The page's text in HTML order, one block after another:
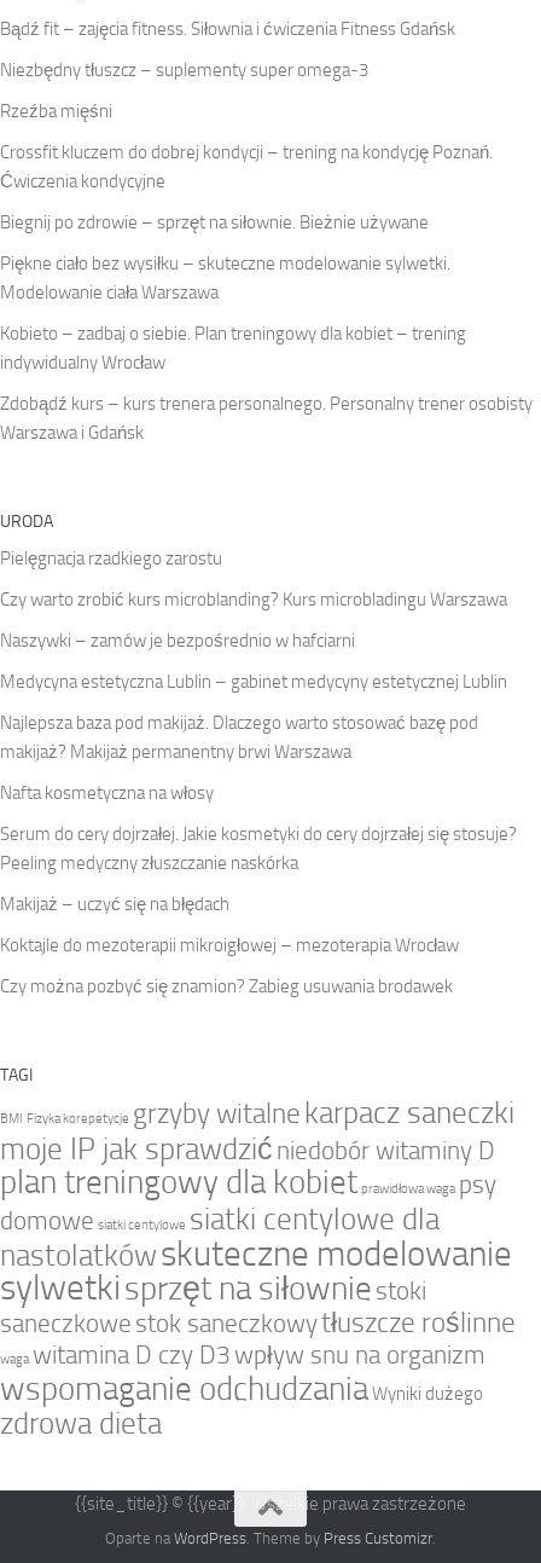
Bądź fit – zajęcia fitness. Siłownia i ćwiczenia Fitness Gdańsk
Niezbędny tłuszcz – suplementy super omega-3
Rzeźba mięśni
Crossfit kluczem do dobrej kondycji – trening na kondycję Poznań.
Ćwiczenia kondycyjne
Biegnij po zdrowie – sprzęt na siłownie. Bieżnie używane
Piękne ciało bez wysiłku – skuteczne modelowanie sylwetki.
Modelowanie ciała Warszawa
Kobieto – zadbaj o siebie. Plan treningowy dla kobiet – trening
indywidualny Wrocław
Zdobądź kurs – kurs trenera personalnego. Personalny trener osobisty
Warszawa i Gdańsk
URODA
Pielęgnacja rzadkiego zarostu
Czy warto zrobić kurs microblanding? Kurs microbladingu Warszawa
Naszywki – zamów je bezpośrednio w hafciarni
Medycyna estetyczna Lublin – gabinet medycyny estetycznej Lublin
Najlepsza baza pod makijaż. Dlaczego warto stosować bazę pod
makijaż? Makijaż permanentny brwi Warszawa
Nafta kosmetyczna na włosy
Serum do cery dojrzałej. Jakie kosmetyki do cery dojrzałej się stosuje?
Peeling medyczny złuszczanie naskórka
Makijaż – uczyć się na błędach
Koktajle do mezoterapii mikroigłowej – mezoterapia Wrocław
Czy można pozbyć się znamion? Zabieg usuwania brodawek
TAGI
BMI Fizyka korepetycje grzyby witalne karpacz saneczki
moje IP jak sprawdzić niedobór witaminy D
plan treningowy dla kobiet prawidłowa waga psy
domowe siatki centylowe siatki centylowe dla
nastolatkówskuteczne modelowanie
sylwetkisprzęt na siłownie stoki
saneczkowe stok saneczkowytłuszcze roślinne
waga witamina D czy D3wpływ snu na organizm
wspomaganie odchudzaniaWyniki dużego
zdrowa dieta
{{site_title}} © {{year}}. Wszelkie prawa zastrzeżone
Oparte na WordPress . Theme by Press Customizr.